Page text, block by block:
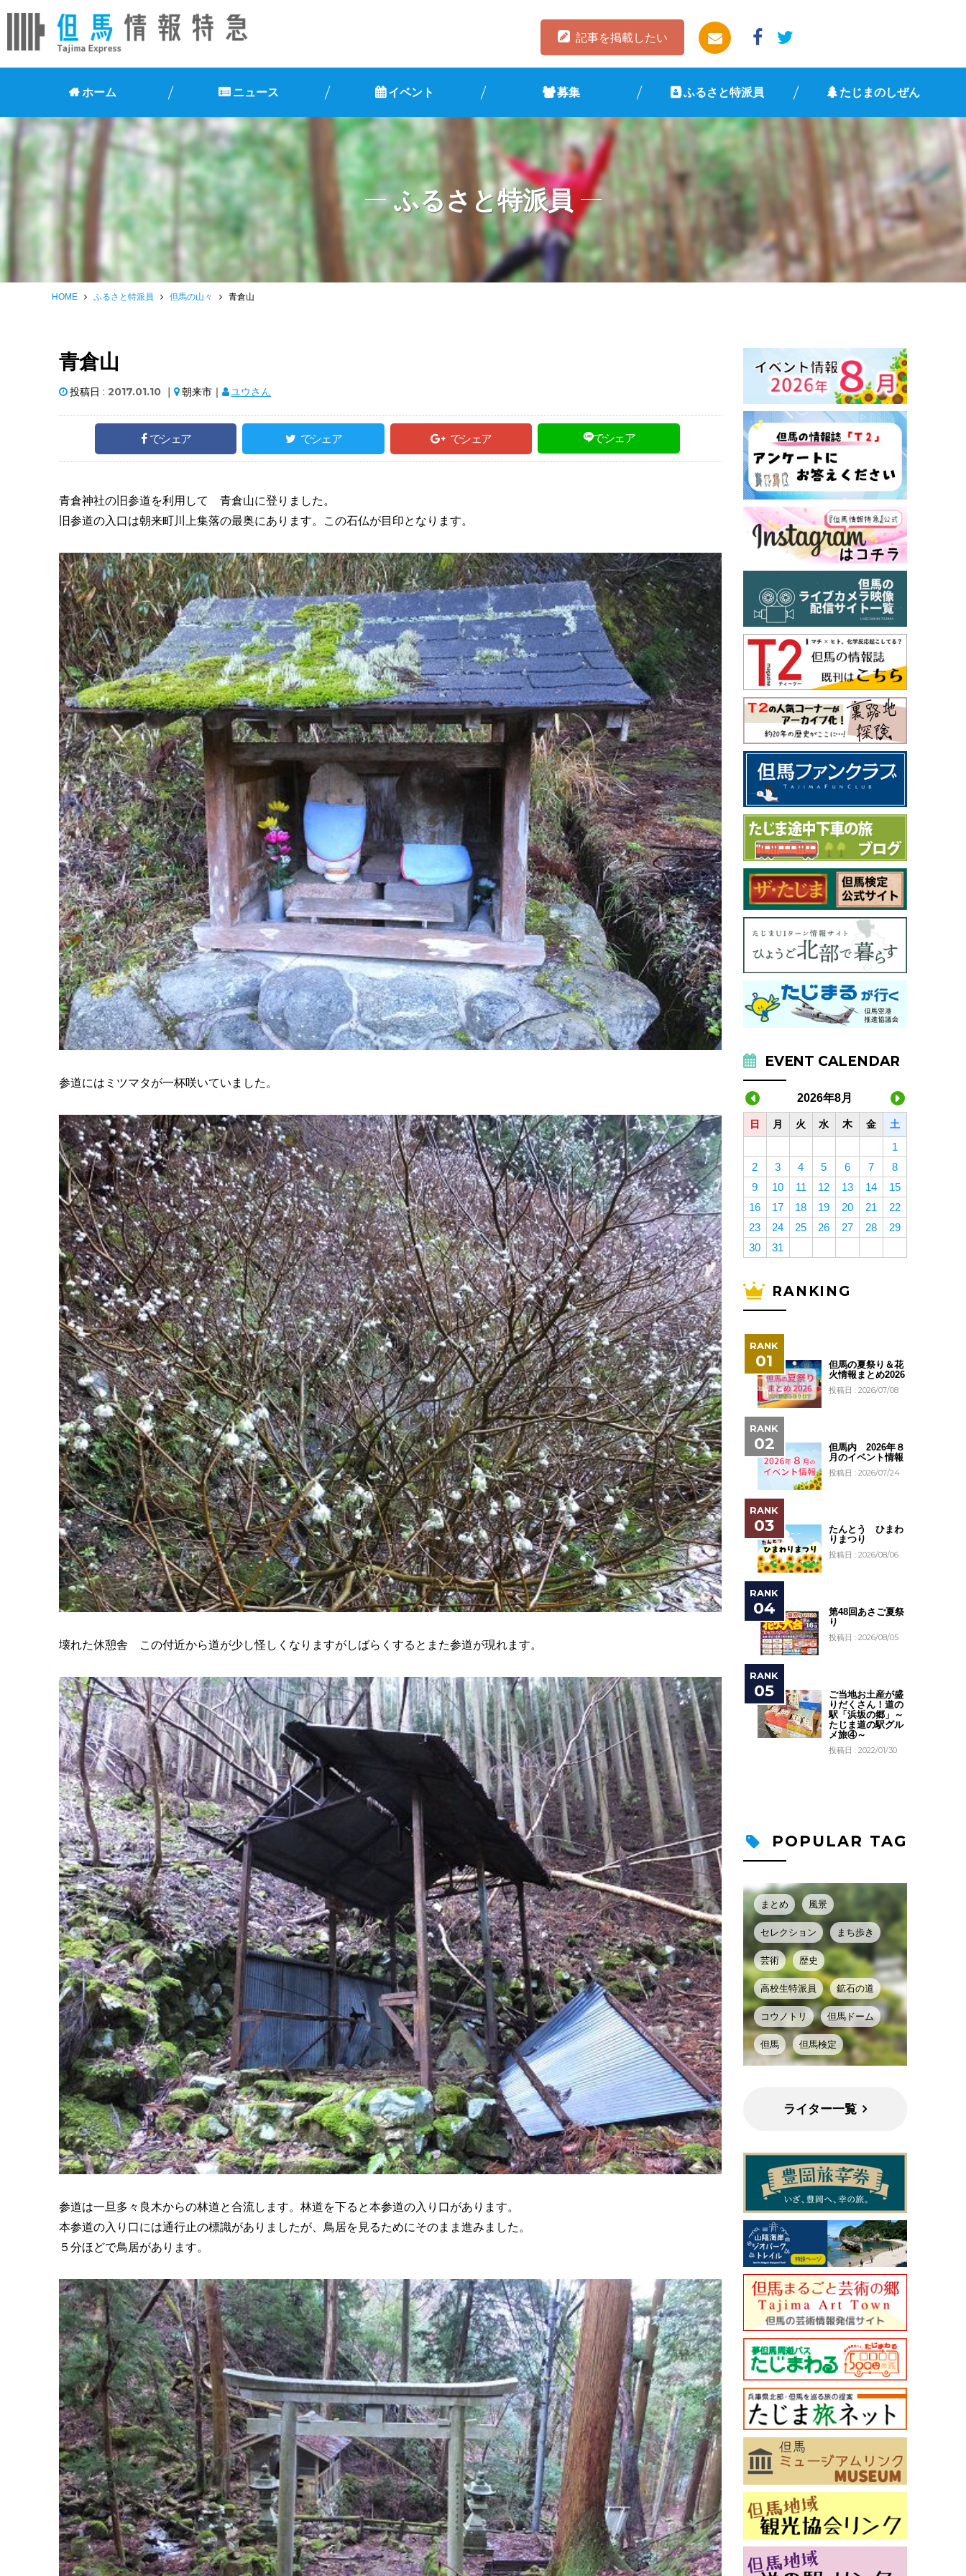
記事を掲載したい
ホーム ニュース イベント 募集 ふるさと特派員 たじまのしぜん
ふるさと特派員
HOME ふるさと特派員 但馬の山々 青倉山
青倉山
投稿日 : 2017.01.10｜ 朝来市｜ ユウさん
でシェア でシェア でシェア でシェア
青倉神社の旧参道を利用して 青倉山に登りました。
旧参道の入口は朝来町川上集落の最奥にあります。この石仏が目印となります。
参道にはミツマタが一杯咲いていました。
壊れた休憩舎 この付近から道が少し怪しくなりますがしばらくするとまた参道が現れます。
参道は一旦多々良木からの林道と合流します。林道を下ると本参道の入り口があります。
本参道の入り口には通行止の標識がありましたが、鳥居を見るためにそのまま進みました。
５分ほどで鳥居があります。
EVENT CALENDAR
2026年8月
日 月 火 水 木 金 土
1
2
3 4 5 6 7
8
9
10 11 12 13 14
15
16
17 18 19 20 21
22
23
24 25 26 27 28
29
30
31
RANKING
但馬の夏祭り＆花
火情報まとめ2026
投稿日 : 2026/07/08
但馬内 2026年８
月のイベント情報
投稿日 : 2026/07/24
たんとう ひまわ
りまつり
投稿日 : 2026/08/06
第48回あさご夏祭
り
投稿日 : 2026/08/05
ご当地お土産が盛
りだくさん！道の
駅「浜坂の郷」～
たじま道の駅グル
メ旅④～
投稿日 : 2022/01/30
POPULAR TAG
まとめ 風景
セレクション まち歩き
芸術 歴史
高校生特派員 鉱石の道
コウノトリ 但馬ドーム
但馬 但馬検定
ライター一覧